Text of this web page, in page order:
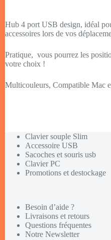
Hub 4 port USB design, idéal
accessoires lors de vos
Pratique, vous pourrez les
votre choix !
Multicouleurs, Compatible Mac
Clavier souple Slim
Accessoire USB
Sacoches et souris usb
Clavier PC
Promotions et destockage
Besoin d’aide ?
Livraisons et retours
Questions fréquentes
Notre Newsletter